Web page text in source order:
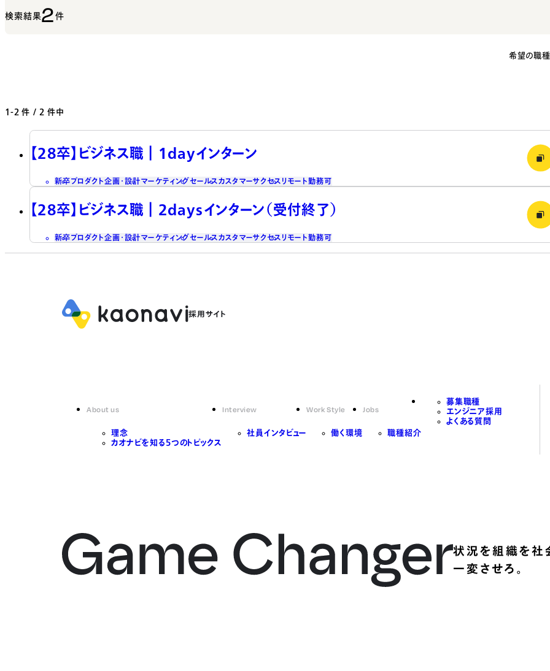
検索結果2件
希望の職
1-2 件 / 2 件中
【28卒】ビジネス職┃1dayインターン
新卒プロダクト企画・設計マーケティングセールスカスタマーサクセス リモート勤務可
【28卒】ビジネス職┃2daysインターン（受付終了）
新卒プロダクト企画・設計マーケティングセールスカスタマーサクセス リモート勤務可
About us
理念
カオナビを知る5つのトピックス
Interview
社員インタビュー
Work Style
働く環境
Jobs
職種紹介
募集職種
エンジニア採用
よくある質問
状況を組織を社
一変させろ。